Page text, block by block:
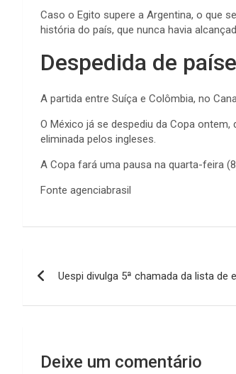
Caso o Egito supere a Argentina, o que
história do país, que nunca havia
Despedida de
A partida entre Suíça e Colômbia, no
O México já se despediu da Copa
eliminada pelos ingleses.
A Copa fará uma pausa na quarta-feira
Fonte agenciabrasil
de
Uespi divulga 5ª chamada da lista
Deixe um comentário